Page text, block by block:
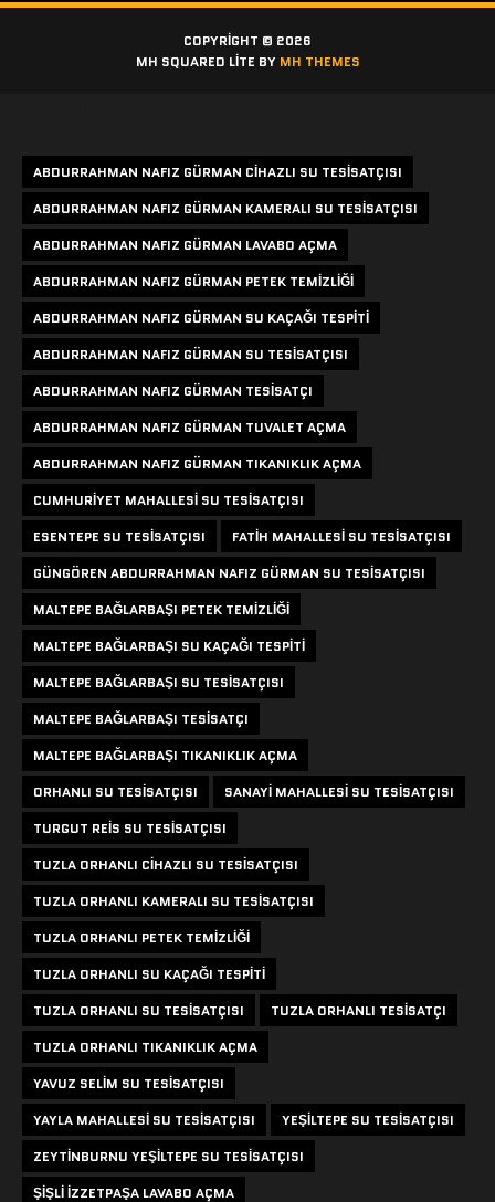
COPYRIGHT © 2026
MH SQUARED LITE BY MH THEMES
ABDURRAHMAN NAFIZ GÜRMAN CIHAZLI SU TESISATÇISI
ABDURRAHMAN NAFIZ GÜRMAN KAMERALI SU TESISATÇISI
ABDURRAHMAN NAFIZ GÜRMAN LAVABO AÇMA
ABDURRAHMAN NAFIZ GÜRMAN PETEK TEMIZLIĞI
ABDURRAHMAN NAFIZ GÜRMAN SU KAÇAĞI TESPITI
ABDURRAHMAN NAFIZ GÜRMAN SU TESISATÇISI
ABDURRAHMAN NAFIZ GÜRMAN TESISATÇI
ABDURRAHMAN NAFIZ GÜRMAN TUVALET AÇMA
ABDURRAHMAN NAFIZ GÜRMAN TIKANIKLIK AÇMA
CUMHURIYET MAHALLESI SU TESISATÇISI
ESENTEPE SU TESISATÇISI
FATIH MAHALLESI SU TESISATÇISI
GÜNGÖREN ABDURRAHMAN NAFIZ GÜRMAN SU TESISATÇISI
MALTEPE BAĞLARBAŞI PETEK TEMIZLIĞI
MALTEPE BAĞLARBAŞI SU KAÇAĞI TESPITI
MALTEPE BAĞLARBAŞI SU TESISATÇISI
MALTEPE BAĞLARBAŞI TESISATÇI
MALTEPE BAĞLARBAŞI TIKANIKLIK AÇMA
ORHANLI SU TESISATÇISI
SANAYI MAHALLESI SU TESISATÇISI
TURGUT REIS SU TESISATÇISI
TUZLA ORHANLI CIHAZLI SU TESISATÇISI
TUZLA ORHANLI KAMERALI SU TESISATÇISI
TUZLA ORHANLI PETEK TEMIZLIĞI
TUZLA ORHANLI SU KAÇAĞI TESPITI
TUZLA ORHANLI SU TESISATÇISI
TUZLA ORHANLI TESISATÇI
TUZLA ORHANLI TIKANIKLIK AÇMA
YAVUZ SELIM SU TESISATÇISI
YAYLA MAHALLESI SU TESISATÇISI
YEŞILTEPE SU TESISATÇISI
ZEYTINBURNU YEŞILTEPE SU TESISATÇISI
ŞIŞLI IZZETPAŞA LAVABO AÇMA